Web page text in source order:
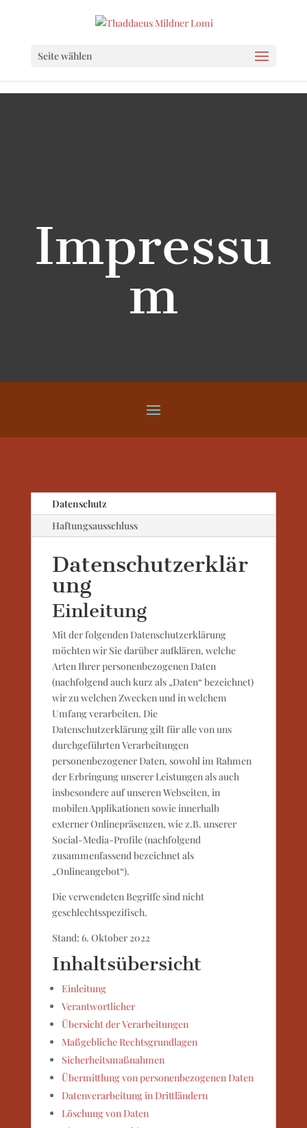
Seite wählen
Impressu
m
Datenschutz
Haftungsausschluss
Datenschutzerklär
ung
Einleitung
Mit der folgenden Datenschutzerklärung
möchten wir Sie darüber aufklären, welche
Arten Ihrer personenbezogenen Daten
(nachfolgend auch kurz als „Daten“ bezeichnet)
wir zu welchen Zwecken und in welchem
Umfang verarbeiten. Die
Datenschutzerklärung gilt für alle von uns
durchgeführten Verarbeitungen
personenbezogener Daten, sowohl im Rahmen
der Erbringung unserer Leistungen als auch
insbesondere auf unseren Webseiten, in
mobilen Applikationen sowie innerhalb
externer Onlinepräsenzen, wie z.B. unserer
Social-Media-Profile (nachfolgend
zusammenfassend bezeichnet als
„Onlineangebot“).
Die verwendeten Begriffe sind nicht
geschlechtsspezifisch.
Stand: 6. Oktober 2022
Inhaltsübersicht
Einleitung
Verantwortlicher
Übersicht der Verarbeitungen
Maßgebliche Rechtsgrundlagen
Sicherheitsmaßnahmen
Übermittlung von personenbezogenen Daten
Datenverarbeitung in Drittländern
Löschung von Daten